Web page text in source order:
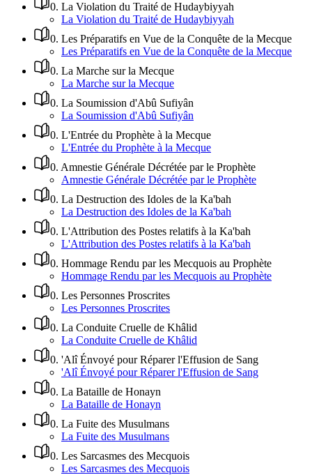
0. La Violation du Traité de Hudaybiyyah
La Violation du Traité de Hudaybiyyah
0. Les Préparatifs en Vue de la Conquête de la Mecque
Les Préparatifs en Vue de la Conquête de la Mecque
0. La Marche sur la Mecque
La Marche sur la Mecque
0. La Soumission d'Abû Sufiyân
La Soumission d'Abû Sufiyân
0. L'Entrée du Prophète à la Mecque
L'Entrée du Prophète à la Mecque
0. Amnestie Générale Décrétée par le Prophète
Amnestie Générale Décrétée par le Prophète
0. La Destruction des Idoles de la Ka'bah
La Destruction des Idoles de la Ka'bah
0. L'Attribution des Postes relatifs à la Ka'bah
L'Attribution des Postes relatifs à la Ka'bah
0. Hommage Rendu par les Mecquois au Prophète
Hommage Rendu par les Mecquois au Prophète
0. Les Personnes Proscrites
Les Personnes Proscrites
0. La Conduite Cruelle de Khâlid
La Conduite Cruelle de Khâlid
0. 'Alî Énvoyé pour Réparer l'Effusion de Sang
'Alî Énvoyé pour Réparer l'Effusion de Sang
0. La Bataille de Honayn
La Bataille de Honayn
0. La Fuite des Musulmans
La Fuite des Musulmans
0. Les Sarcasmes des Mecquois
Les Sarcasmes des Mecquois